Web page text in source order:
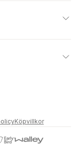
Köpvillkor